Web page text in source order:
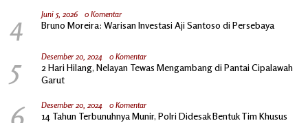
4 Juni 5, 2026 0 Komentar
Bruno Moreira: Warisan Investasi Aji Santoso di Persebaya
5 Desember 20, 2024 0 Komentar
2 Hari Hilang, Nelayan Tewas Mengambang di Pantai Cipalawah
Garut
6 Desember 20, 2024 0 Komentar
14 Tahun Terbunuhnya Munir, Polri Didesak Bentuk Tim Khusus